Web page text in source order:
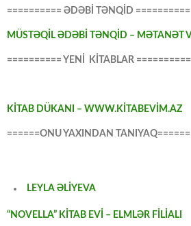
========== ƏDƏBİ TƏNQİD ==========
MÜSTƏQİL ƏDƏBİ TƏNQİD – MƏTANƏT
========== YENİ KİTABLAR ==========
KİTAB DÜKANI – WWW.KİTABEVİM.AZ
======ONU YAXINDAN TANIYAQ======
LEYLA ƏLİYEVA
“NOVELLA” KİTAB EVİ – ELMLƏR FİLİALI